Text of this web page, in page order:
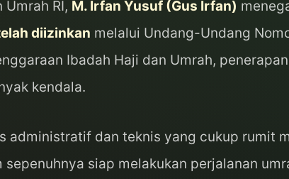
RI, M. Irfan Yusuf (Gus Irfan)
diizinkan melalui Undang-Undang
Ibadah Haji dan Umrah,
kendala.
administratif dan teknis yang cukup rumit
sepenuhnya siap melakukan perjalanan